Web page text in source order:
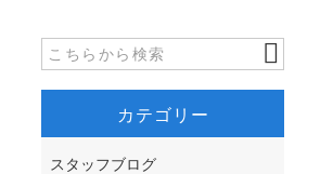
カテゴリー
スタッフブログ